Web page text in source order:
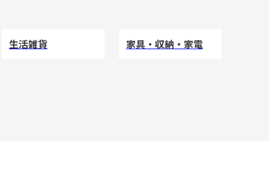
生活雑貨 家具・収納・家電